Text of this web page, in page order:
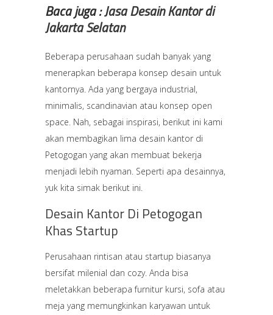
Baca juga :Jasa Desain Kantor di
Jakarta Selatan
Beberapa perusahaan sudah banyak yang
menerapkan beberapa konsep desain untuk
kantornya. Ada yang bergaya industrial,
minimalis, scandinavian atau konsep open
space. Nah, sebagai inspirasi, berikut ini kami
akan membagikan lima desain kantor di
Petogogan yang akan membuat bekerja
menjadi lebih nyaman. Seperti apa desainnya,
yuk kita simak berikut ini.
Desain Kantor Di Petogogan
Khas Startup
Perusahaan rintisan atau startup biasanya
bersifat milenial dan cozy. Anda bisa
meletakkan beberapa furnitur kursi, sofa atau
meja yang memungkinkan karyawan untuk